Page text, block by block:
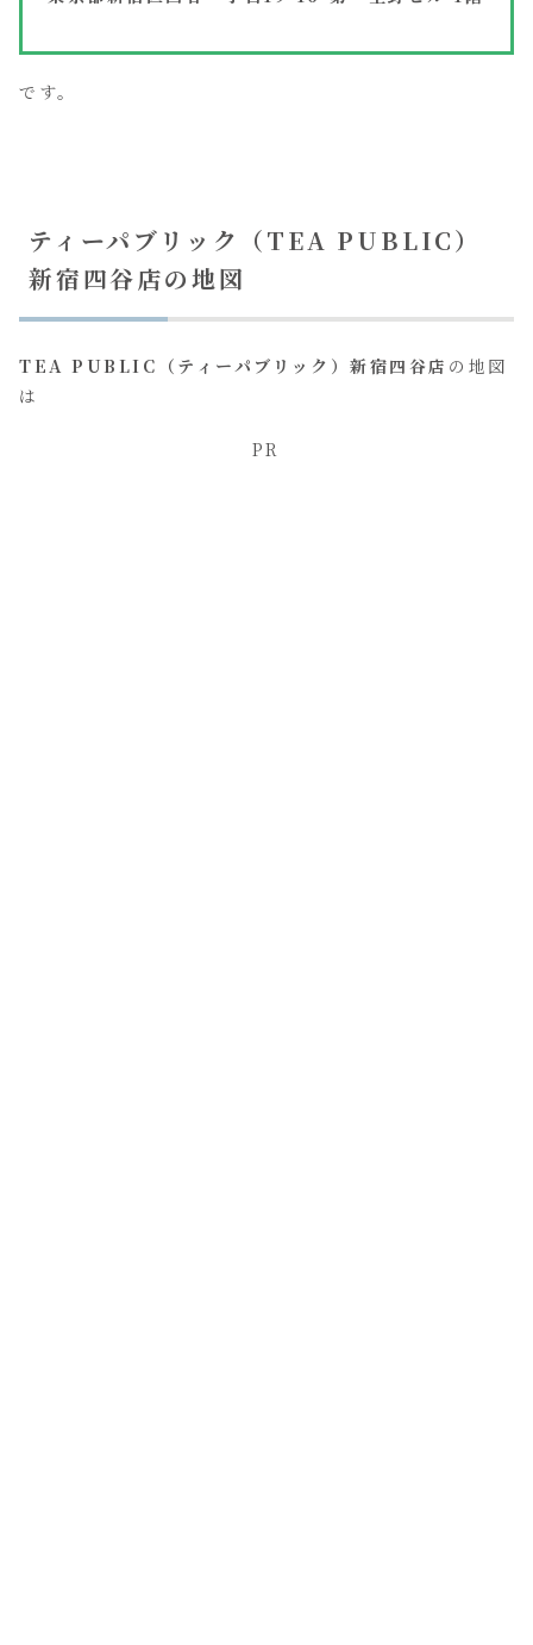
です。
ティーパブリック（TEA PUBLIC）
新宿四谷店の地図
TEA PUBLIC（ティーパブリック）新宿四谷店 の地図
は
PR